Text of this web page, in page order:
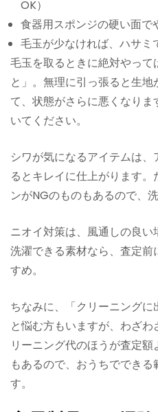
OK）
食器用スポンジの硬い面で
毛玉が少なければ、ハサミ
毛玉を取るときに絶対やっ
と」。無理に引っ張ると生
て、状態がさらに悪くなり
いてください。
シワが気になるアイテムは
るとキレイに仕上がります
ンがNGのものもあるので、
ニオイ対策は、風通しの良い
洗濯できる素材なら、査定
すめ。
ちなみに、「クリーニングに
と悩む方もいますが、わざ
リーニング代のほうが査定
もあるので、おうちででき
す。